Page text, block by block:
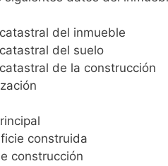
del inmueble
del suelo
de la construcción
construida
construcción